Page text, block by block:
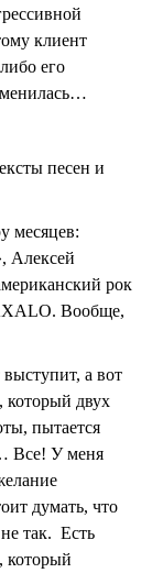
клиент
его
песен и
месяцев:
рок
Вообще,
выступит, а вот
который двух
пытается
Все! У меня
думать, что
так. Есть
который